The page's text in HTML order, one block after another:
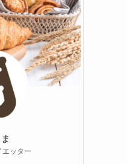
ッター